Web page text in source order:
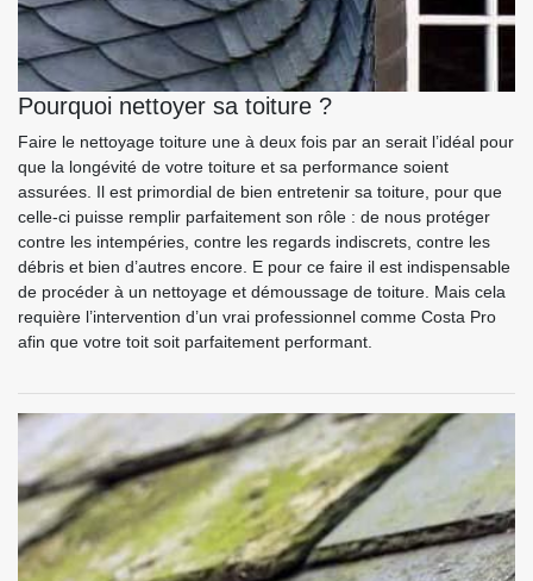
Pourquoi nettoyer sa toiture ?
Faire le nettoyage toiture une à deux fois par an serait l’idéal pour
que la longévité de votre toiture et sa performance soient
assurées. Il est primordial de bien entretenir sa toiture, pour que
celle-ci puisse remplir parfaitement son rôle : de nous protéger
contre les intempéries, contre les regards indiscrets, contre les
débris et bien d’autres encore. E pour ce faire il est indispensable
de procéder à un nettoyage et démoussage de toiture. Mais cela
requière l’intervention d’un vrai professionnel comme Costa Pro
afin que votre toit soit parfaitement performant.